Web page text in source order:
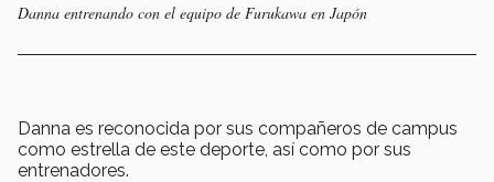
Danna entrenando con el equipo de Furukawa en Japón
Danna es reconocida por sus compañeros de campus
como estrella de este deporte, así como por sus
entrenadores.